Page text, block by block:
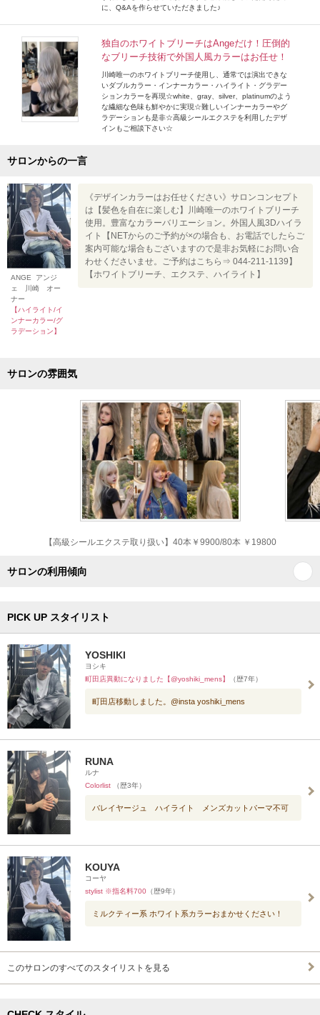
に、Q&Aを作らせていただきました♪
独自のホワイトブリーチはAngeだけ！圧倒的
なブリーチ技術で外国人風カラーはお任せ！
川崎唯一のホワイトブリーチ使用し、通常では演出できな
いダブルカラー・インナーカラー・ハイライト・グラデー
ションカラーを再現☆white、gray、silver、platinumのよう
な繊細な色味も鮮やかに実現☆難しいインナーカラーやグ
ラデーションも是非☆高級シールエクステを利用したデザ
インもご相談下さい☆
サロンからの一言
ANGE アンジ
ェ 川崎 オー
ナー
【ハイライト/イ
ンナーカラー/グ
ラデーション】
《デザインカラーはお任せください》サロンコンセプト
は【髪色を自在に楽しむ】川崎唯一のホワイトブリーチ
使用。豊富なカラーバリエーション。外国人風3Dハイラ
イト【NETからのご予約が×の場合も、お電話でしたらご
案内可能な場合もございますので是非お気軽にお問い合
わせくださいませ。ご予約はこちら⇒ 044-211-1139】
【ホワイトブリーチ、エクステ、ハイライト】
サロンの雰囲気
【高級シールエクステ取り扱い】40本￥9900/80本 ￥19800
サロンの利用傾向
PICK UP スタイリスト
YOSHIKI
ヨシキ
町田店異動になりました【@yoshiki_mens】
（歴7年）
町田店移動しました。@insta yoshiki_mens
RUNA
ルナ
Colorlist
（歴3年）
バレイヤージュ ハイライト メンズカットパーマ不可
KOUYA
コーヤ
stylist ※指名料700 （歴9年）
ミルクティー系 ホワイト系カラーおまかせください！
このサロンのすべてのスタイリストを見る